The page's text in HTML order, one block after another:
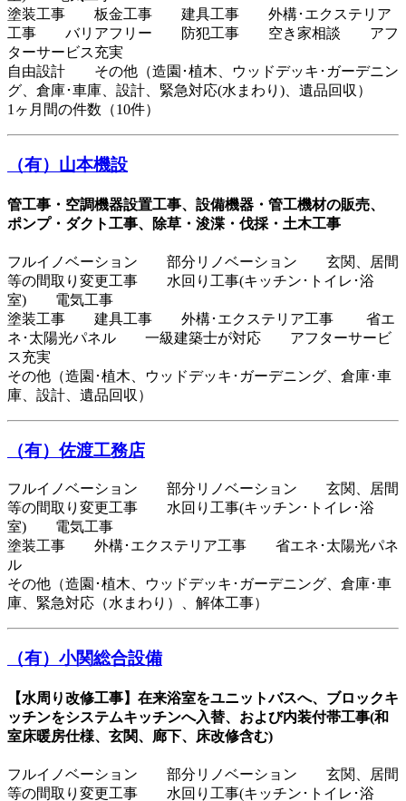
塗装工事 板金工事 建具工事 外構･エクステリア
工事 バリアフリー 防犯工事 空き家相談 アフ
ターサービス充実
自由設計 その他（造園･植木、ウッドデッキ･ガーデニン
グ、倉庫･車庫、設計、緊急対応(水まわり)、遺品回収）
1ヶ月間の件数（10件）
（有）山本機設
管工事・空調機器設置工事、設備機器・管工機材の販売、
ポンプ・ダクト工事、除草・浚渫・伐採・土木工事
フルイノベーション 部分リノベーション 玄関、居間
等の間取り変更工事 水回り工事(キッチン･トイレ･浴
室) 電気工事
塗装工事 建具工事 外構･エクステリア工事 省エ
ネ･太陽光パネル 一級建築士が対応 アフターサービ
ス充実
その他（造園･植木、ウッドデッキ･ガーデニング、倉庫･車
庫、設計、遺品回収）
（有）佐渡工務店
フルイノベーション 部分リノベーション 玄関、居間
等の間取り変更工事 水回り工事(キッチン･トイレ･浴
室) 電気工事
塗装工事 外構･エクステリア工事 省エネ･太陽光パネ
ル
その他（造園･植木、ウッドデッキ･ガーデニング、倉庫･車
庫、緊急対応（水まわり）、解体工事）
（有）小関総合設備
【水周り改修工事】在来浴室をユニットバスへ、ブロックキ
ッチンをシステムキッチンへ入替、および内装付帯工事(和
室床暖房仕様、玄関、廊下、床改修含む)
フルイノベーション 部分リノベーション 玄関、居間
等の間取り変更工事 水回り工事(キッチン･トイレ･浴